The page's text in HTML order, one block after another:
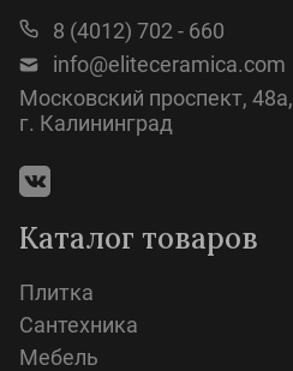
8 (4012) 702 - 660
info@eliteceramica.com
Московский проспект, 48а,
г. Калининград
Каталог товаров
Плитка
Сантехника
Мебель